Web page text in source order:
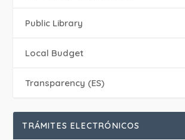
Public Library
Local Budget
Transparency (ES)
TRÁMITES ELECTRÓNICOS